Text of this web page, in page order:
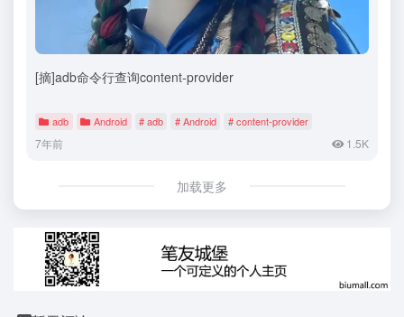
[摘]adb命令行查询content-provider
adb Android # adb # Android # content-provider
7年前 1.5K
加载更多